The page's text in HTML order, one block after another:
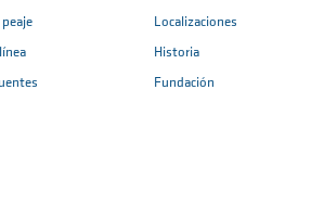
Localizaciones
Historia
Fundación